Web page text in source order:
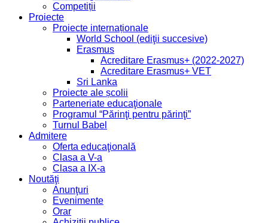
Competiții
Proiecte
Proiecte internaționale
World School (ediţii succesive)
Erasmus
Acreditare Erasmus+ (2022-2027)
Acreditare Erasmus+ VET
Sri Lanka
Proiecte ale școlii
Parteneriate educaţionale
Programul “Părinţi pentru părinţi”
Turnul Babel
Admitere
Oferta educaţională
Clasa a V-a
Clasa a IX-a
Noutăţi
Anunţuri
Evenimente
Orar